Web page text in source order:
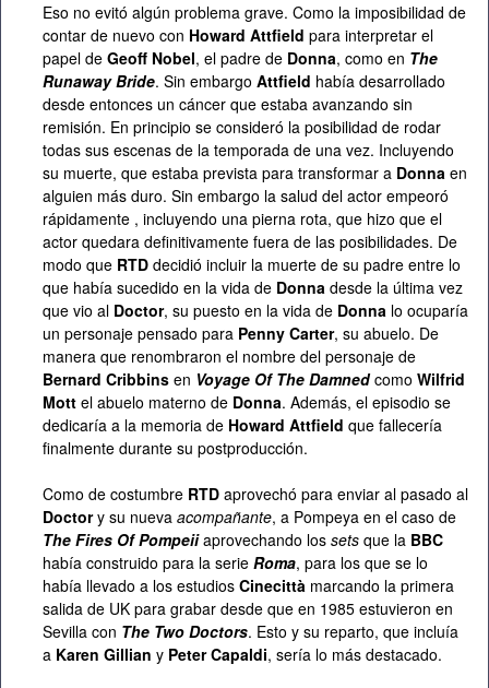
Eso no evitó algún problema grave. Como la imposibilidad de
contar de nuevo con Howard Attfield para interpretar el
papel de Geoff Nobel, el padre de Donna, como en The
Runaway Bride. Sin embargo Attfield había desarrollado
desde entonces un cáncer que estaba avanzando sin
remisión. En principio se consideró la posibilidad de rodar
todas sus escenas de la temporada de una vez. Incluyendo
su muerte, que estaba prevista para transformar a Donna en
alguien más duro. Sin embargo la salud del actor empeoró
rápidamente , incluyendo una pierna rota, que hizo que el
actor quedara definitivamente fuera de las posibilidades. De
modo que RTD decidió incluir la muerte de su padre entre lo
que había sucedido en la vida de Donna desde la última vez
que vio al Doctor, su puesto en la vida de Donna lo ocuparía
un personaje pensado para Penny Carter, su abuelo. De
manera que renombraron el nombre del personaje de
Bernard Cribbins en Voyage Of The Damnedcomo Wilfrid
Mott el abuelo materno de Donna. Además, el episodio se
dedicaría a la memoria de Howard Attfield que fallecería
finalmente durante su postproducción.
Como de costumbre RTD aprovechó para enviar al pasado al
Doctory su nueva acompañante, a Pompeya en el caso de
The Fires Of Pompeiiaprovechando los sets que la BBC
había construido para la serie Roma, para los que se lo
había llevado a los estudios Cinecittà marcando la primera
salida de UK para grabar desde que en 1985 estuvieron en
Sevilla con The Two Doctors. Esto y su reparto, que incluía
a Karen Gillian y Peter Capaldi, sería lo más destacado.